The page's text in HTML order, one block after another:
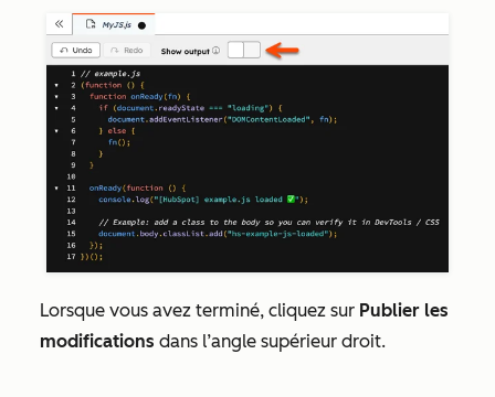
Lorsque vous avez terminé, cliquez sur Publier les
modifications dans l’angle supérieur droit.